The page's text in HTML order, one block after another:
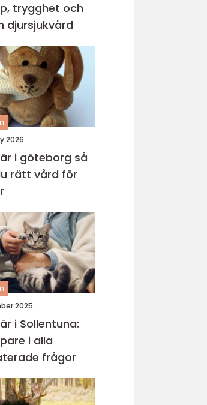
trygghet och
djursjukvård
2026
i göteborg så
rätt vård för
2025
i Sollentuna:
i alla
frågor